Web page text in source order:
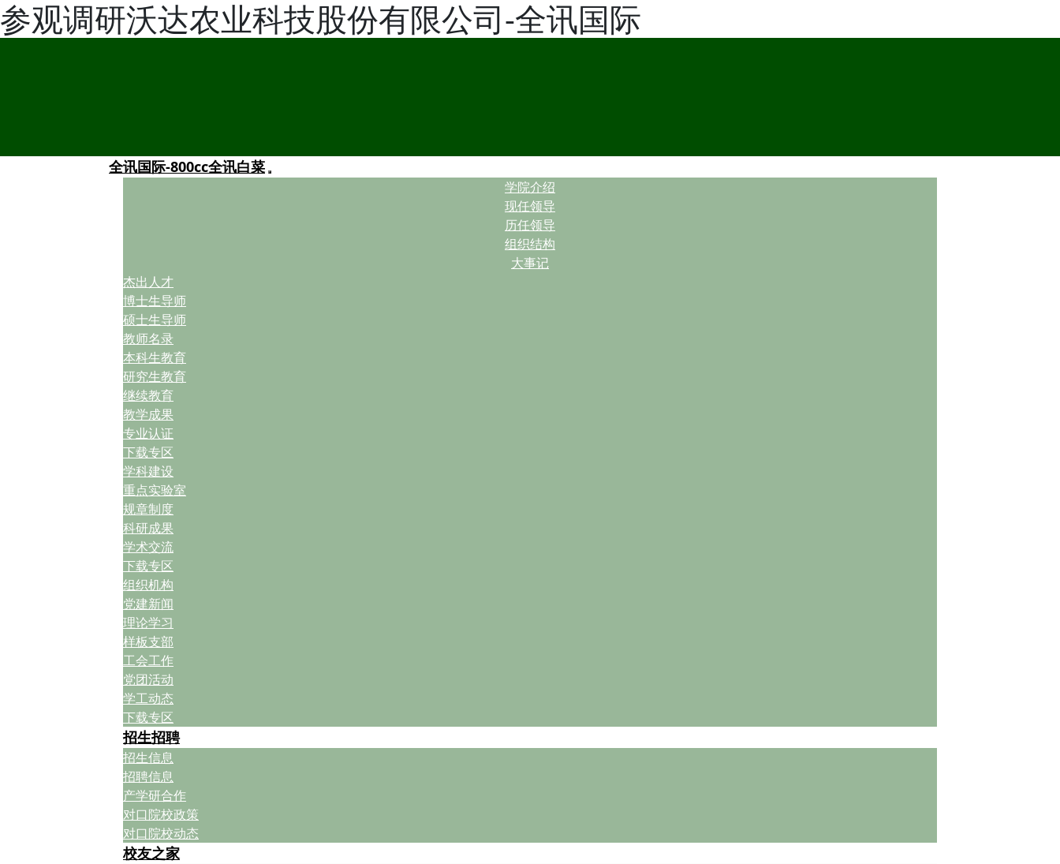
参观调研沃达农业科技股份有限公司-全讯国际
全讯国际-800cc全讯白菜
学院介绍
现任领导
历任领导
组织结构
大事记
杰出人才
博士生导师
硕士生导师
教师名录
本科生教育
研究生教育
继续教育
教学成果
专业认证
下载专区
学科建设
重点实验室
规章制度
科研成果
学术交流
下载专区
组织机构
党建新闻
理论学习
样板支部
工会工作
党团活动
学工动态
下载专区
招生招聘
招生信息
招聘信息
产学研合作
对口院校政策
对口院校动态
校友之家